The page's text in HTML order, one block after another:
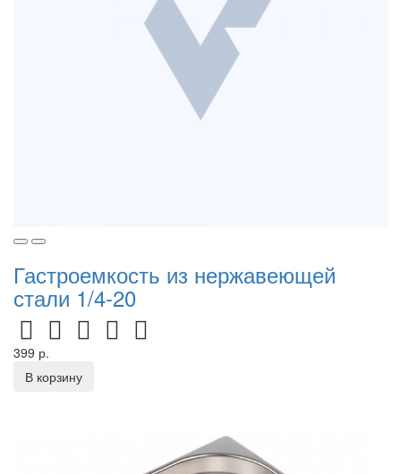
Гастроемкость из нержавеющей
стали 1/4-20
399 р.
В корзину